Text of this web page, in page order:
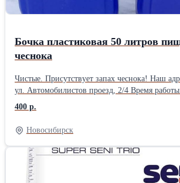
Бочка пластиковая 50 литров
чеснока
Чистые. Присутствует запах чеснока! Наш адрес: г. Новосибирск,
ул. Автомобилистов проезд, 2/4 Время работы: с понедельника
по пятницу с 9 до 18 часов, без обеда.
воскресение. Телефон: 8 960 789 22 00 Эл. почта:
promtaransk@mail.ru
400 р.
Новосибирск